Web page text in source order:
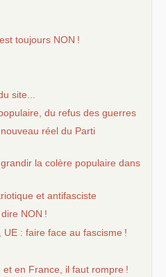
toujours NON !
site...
du refus des guerres
réel du Parti
la colère populaire dans
et antifasciste
NON !
UE : faire face au fascisme !
et en France, il faut rompre !